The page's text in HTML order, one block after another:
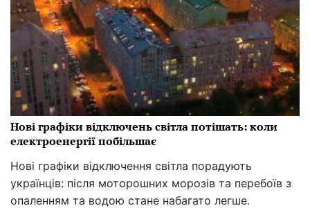
Нові графіки відключень світла потішать: коли
електроенергії побільшає
Нові графіки відключення світла порадують
українців: після моторошних морозів та перебоїв з
опаленням та водою стане набагато легше.